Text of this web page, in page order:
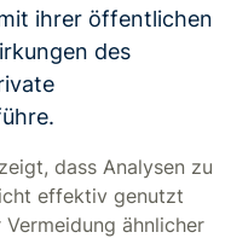
ihrer öffentlichen
des
dass Analysen zu
effektiv genutzt
ähnlicher